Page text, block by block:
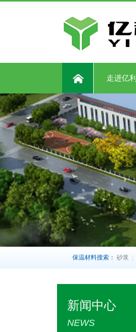
走进亿利
保温材料搜索： 砂浆
新闻中心
NEWS